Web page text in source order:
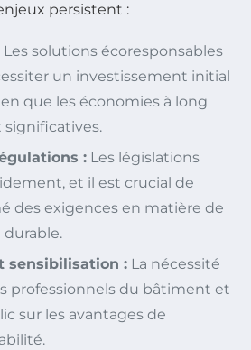
persistent :
Les solutions écoresponsables
un investissement initial
que les économies à long
: Les législations
et il est crucial de
des exigences en matière de
sensibilisation : La nécessité
professionnels du bâtiment et
sur les avantages de